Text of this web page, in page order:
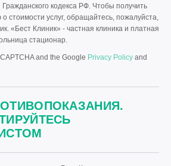
кодекса РФ. Чтобы получить
стоимости услуг, обращайтесь, пожалуйста,
«Бест Клиник» - частная клиника и платная
стационар.
and the Google Privacy Policy and